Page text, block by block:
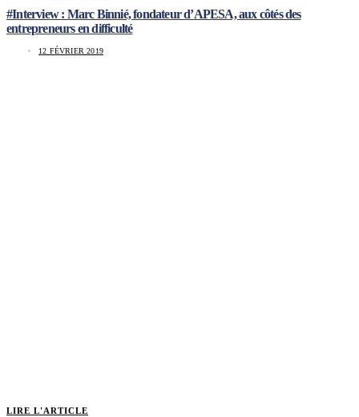
#Interview : Marc Binnié, fondateur d’APESA, aux côtés des
entrepreneurs en difficulté
12 FÉVRIER 2019
LIRE L'ARTICLE